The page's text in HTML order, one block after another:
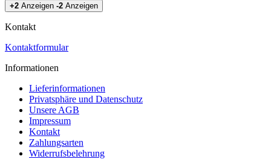
+2 Anzeigen -2 Anzeigen
Kontakt
Kontaktformular
Informationen
Lieferinformationen
Privatsphäre und Datenschutz
Unsere AGB
Impressum
Kontakt
Zahlungsarten
Widerrufsbelehrung